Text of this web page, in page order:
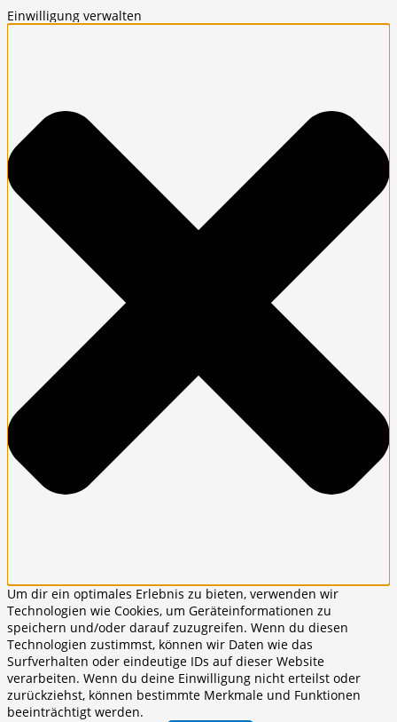
Einwilligung verwalten
Um dir ein optimales Erlebnis zu bieten, verwenden wir
Technologien wie Cookies, um Geräteinformationen zu
speichern und/oder darauf zuzugreifen. Wenn du diesen
Technologien zustimmst, können wir Daten wie das
Surfverhalten oder eindeutige IDs auf dieser Website
verarbeiten. Wenn du deine Einwilligung nicht erteilst oder
zurückziehst, können bestimmte Merkmale und Funktionen
beeinträchtigt werden.